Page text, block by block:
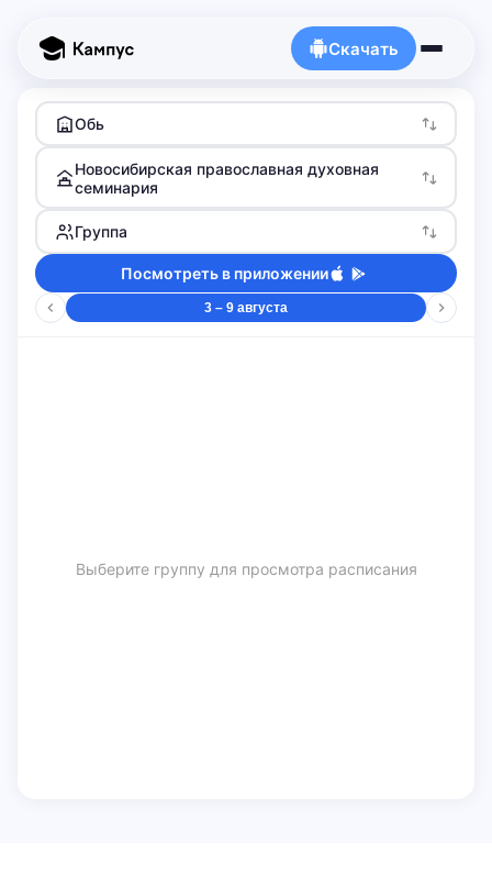
Скачать
Обь
Новосибирская православная духовная
семинария
Группа
Посмотреть в приложении
3 – 9 августа
Выберите группу для просмотра расписания